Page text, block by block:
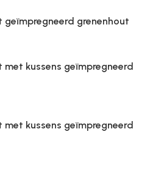
geïmpregneerd grenenhout
met kussens geïmpregneerd
kussens geïmpregneerd